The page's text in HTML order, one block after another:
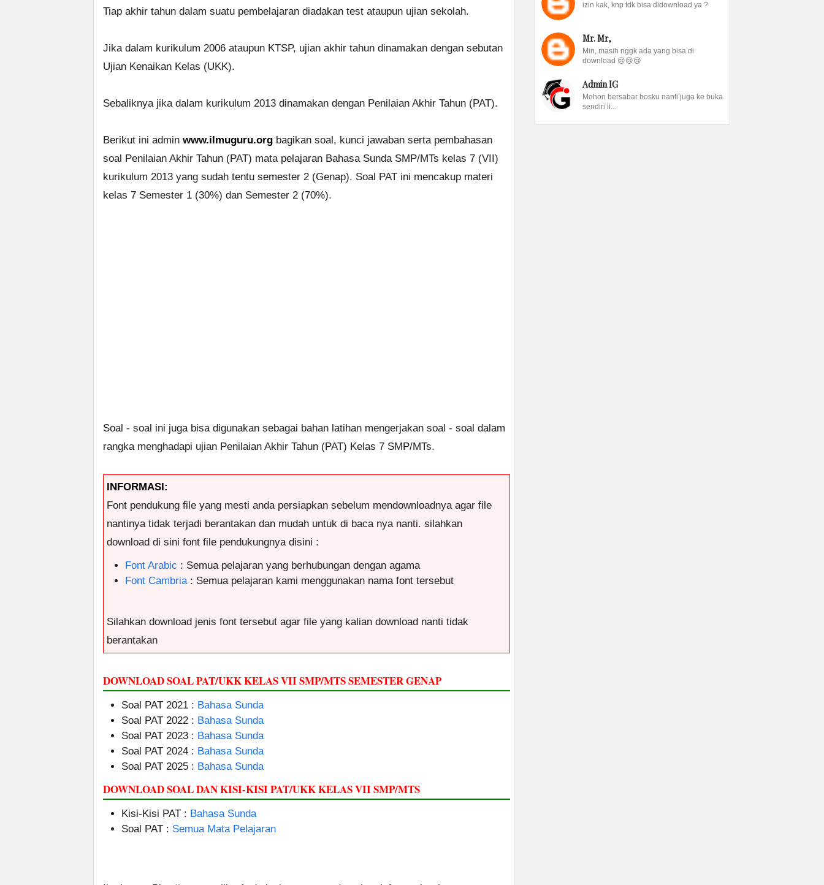
Tiap akhir tahun dalam suatu pembelajaran diadakan test ataupun ujian sekolah.
Jika dalam kurikulum 2006 ataupun KTSP, ujian akhir tahun dinamakan dengan sebutan
Ujian Kenaikan Kelas (UKK).
Sebaliknya jika dalam kurikulum 2013 dinamakan dengan Penilaian Akhir Tahun (PAT).
Berikut ini admin www.ilmuguru.org bagikan soal, kunci jawaban serta pembahasan
soal Penilaian Akhir Tahun (PAT) mata pelajaran Bahasa Sunda SMP/MTs kelas 7 (VII)
kurikulum 2013 yang sudah tentu semester 2 (Genap). Soal PAT ini mencakup materi
kelas 7 Semester 1 (30%) dan Semester 2 (70%).
Soal - soal ini juga bisa digunakan sebagai bahan latihan mengerjakan soal - soal dalam
rangka menghadapi ujian Penilaian Akhir Tahun (PAT) Kelas 7 SMP/MTs.
INFORMASI:
Font pendukung file yang mesti anda persiapkan sebelum mendownloadnya agar file
nantinya tidak terjadi berantakan dan mudah untuk di baca nya nanti. silahkan
download di sini font file pendukungnya disini :
Font Arabic : Semua pelajaran yang berhubungan dengan agama
Font Cambria : Semua pelajaran kami menggunakan nama font tersebut
Silahkan download jenis font tersebut agar file yang kalian download nanti tidak
berantakan
DOWNLOAD SOAL PAT/UKK KELAS VII SMP/MTS SEMESTER GENAP
Soal PAT 2021 : Bahasa Sunda
Soal PAT 2022 : Bahasa Sunda
Soal PAT 2023 : Bahasa Sunda
Soal PAT 2024 : Bahasa Sunda
Soal PAT 2025 : Bahasa Sunda
DOWNLOAD SOAL DAN KISI-KISI PAT/UKK KELAS VII SMP/MTS
Kisi-Kisi PAT : Bahasa Sunda
Soal PAT : Semua Mata Pelajaran
izin kak, knp tdk bisa didownload ya ?
Mr. Mr,
Min, masih nggk ada yang bisa di
download 😢😢😢
Admin IG
Mohon bersabar bosku nanti juga ke buka
sendiri li...